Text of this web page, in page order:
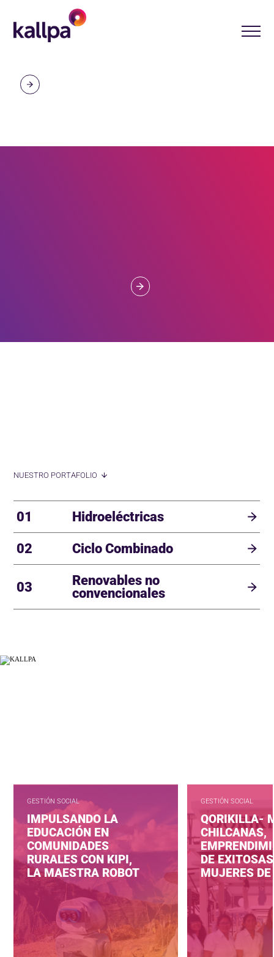
NUESTRO PORTAFOLIO
01 Hidroeléctricas
02 Ciclo Combinado
03
Renovables no
convencionales
GESTIÓN SOCIAL
IMPULSANDO LA
EDUCACIÓN EN
COMUNIDADES
RURALES CON KIPI,
LA MAESTRA ROBOT
GESTIÓN SOCIAL
QORIKILLA-
CHILCANAS,
DE EXITOSAS
MUJERES